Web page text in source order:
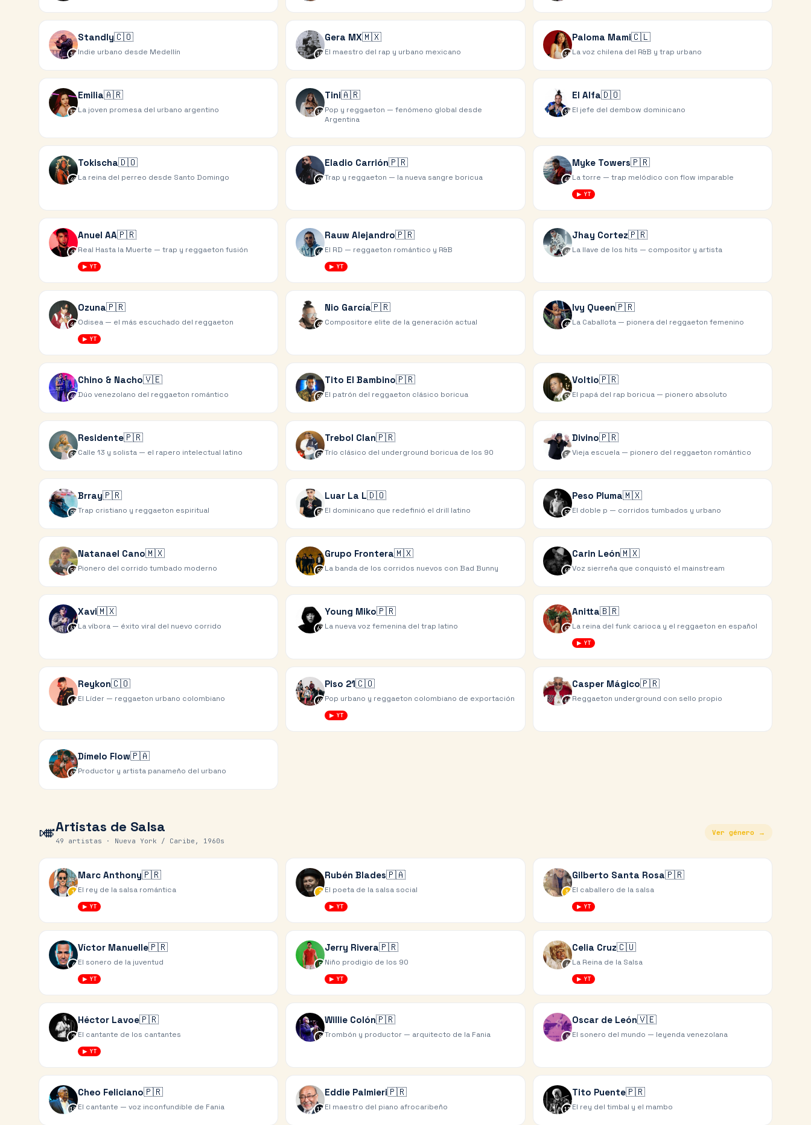
34
Standly🇨🇴
Indie urbano desde Medellín 35
Gera MX🇲🇽
El maestro del rap y urbano mexicano 36
Paloma Mami🇨🇱
La voz chilena del R&B y trap urbano
37
Emilia🇦🇷
La joven promesa del urbano argentino 38
Tini🇦🇷
Pop y reggaeton — fenómeno global desde
Argentina
39
El Alfa🇩🇴
El jefe del dembow dominicano
40
Tokischa🇩🇴
La reina del perreo desde Santo Domingo 41
Eladio Carrión🇵🇷
Trap y reggaeton — la nueva sangre boricua 42
Myke Towers🇵🇷
La torre — trap melódico con flow imparable
▶ YT
43
Anuel AA🇵🇷
Real Hasta la Muerte — trap y reggaeton fusión
▶ YT
44
Rauw Alejandro🇵🇷
El RD — reggaeton romántico y R&B
▶ YT
45
Jhay Cortez🇵🇷
La llave de los hits — compositor y artista
46
Ozuna🇵🇷
Odisea — el más escuchado del reggaeton
▶ YT
47
Nio García🇵🇷
Compositore elite de la generación actual 48
Ivy Queen🇵🇷
La Caballota — pionera del reggaeton femenino
49
Chino & Nacho🇻🇪
Dúo venezolano del reggaeton romántico 50
Tito El Bambino🇵🇷
El patrón del reggaeton clásico boricua 51
Voltio🇵🇷
El papá del rap boricua — pionero absoluto
52
Residente🇵🇷
Calle 13 y solista — el rapero intelectual latino 53
Trebol Clan🇵🇷
Trío clásico del underground boricua de los 90 54
Divino🇵🇷
Vieja escuela — pionero del reggaeton romántico
55
Brray🇵🇷
Trap cristiano y reggaeton espiritual 56
Luar La L🇩🇴
El dominicano que redefinió el drill latino 57
Peso Pluma🇲🇽
El doble p — corridos tumbados y urbano
58
Natanael Cano🇲🇽
Pionero del corrido tumbado moderno 59
Grupo Frontera🇲🇽
La banda de los corridos nuevos con Bad Bunny 60
Carin León🇲🇽
Voz sierreña que conquistó el mainstream
61
Xavi🇲🇽
La víbora — éxito viral del nuevo corrido 62
Young Miko🇵🇷
La nueva voz femenina del trap latino 63
Anitta🇧🇷
La reina del funk carioca y el reggaeton en español
▶ YT
64
Reykon🇨🇴
El Líder — reggaeton urbano colombiano 65
Piso 21🇨🇴
Pop urbano y reggaeton colombiano de exportación
▶ YT
66
Casper Mágico🇵🇷
Reggaeton underground con sello propio
67
Dímelo Flow🇵🇦
Productor y artista panameño del urbano
🎺Artistas de Salsa
49 artistas · Nueva York / Caribe, 1960s
Ver género →
1
Marc Anthony🇵🇷
El rey de la salsa romántica
▶ YT
2
Rubén Blades🇵🇦
El poeta de la salsa social
▶ YT
3
Gilberto Santa Rosa🇵🇷
El caballero de la salsa
▶ YT
4
Víctor Manuelle🇵🇷
El sonero de la juventud
▶ YT
5
Jerry Rivera🇵🇷
Niño prodigio de los 90
▶ YT
6
Celia Cruz🇨🇺
La Reina de la Salsa
▶ YT
7
Héctor Lavoe🇵🇷
El cantante de los cantantes
▶ YT
8
Willie Colón🇵🇷
Trombón y productor — arquitecto de la Fania 9
Oscar de León🇻🇪
El sonero del mundo — leyenda venezolana
10
Cheo Feliciano🇵🇷
El cantante — voz inconfundible de Fania 11
Eddie Palmieri🇵🇷
El maestro del piano afrocaribeño 12
Tito Puente🇵🇷
El rey del timbal y el mambo